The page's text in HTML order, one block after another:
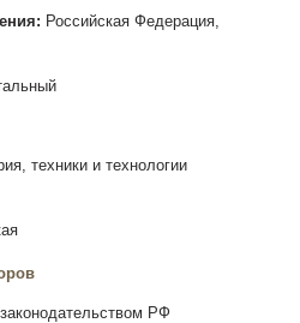
Российская Федерация,
техники и технологии
РФ